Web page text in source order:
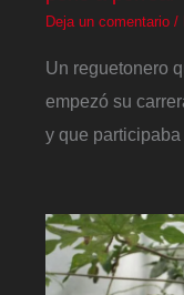
Deja un comentario /
Un reguetonero
empezó su
y que